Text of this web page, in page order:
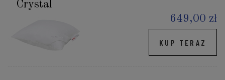
Crystal
649,00 zł
KUP TERAZ